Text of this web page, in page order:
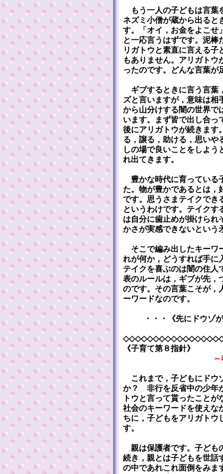
もう一人の子どもは言葉
ネズミ小僧が蔵から出ると
す。「オイ，お金をよこせ
と一応言うはずです。泥棒
リガトウと素直に言える子
もありません。アリガトウ
ったのです。どんな言葉が
ギブするときに言う言葉
ズと言いますが，意味は相
から山分けする闇の世界で
います。まず皆で出し合っ
後にアリガトウが続きます
る，譲る，助ける，思いや
しの場で良いことをしよう
れ出てきます。
豊かな時代に育っている
た。物が豊かであるとは，
です。思うさまテイクでき
というわけです。テイクす
は自分に歯止めが掛けられ
かさが実感できないという
そこで編み出したキーワ
れが何か，どうすれば手に
テイクを喜ぶのは闇の住人
表のルールは，ギブが先，
のです。その言葉こそが，
ーワードなのです。
・・・《先にドウゾ
《子育て第８指針》
これまで，子どもにドウ
か？ 非行を反省中の少年
トウと言って貰ったこと
社会のキーワードを使えな
ちに，子どもをアリガトウ
す。
親は保護者です。子ども
続き，親とは子どもを世話
の中であれこれ面倒をみま